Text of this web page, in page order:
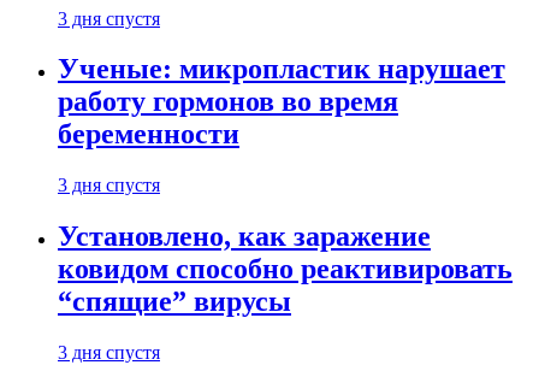
3 дня спустя
Ученые: микропластик нарушает
работу гормонов во время
беременности
3 дня спустя
Установлено, как заражение
ковидом способно реактивировать
“спящие” вирусы
3 дня спустя